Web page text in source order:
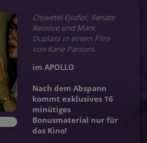
Chiwetel Ejiofor, Renate
Reinsve und Mark
Duplass in einem Film
von Kane Parsons
im APOLLO
Nach dem Abspann
kommt exklusives 16
minütiges
Bonusmaterial nur für
das Kino!